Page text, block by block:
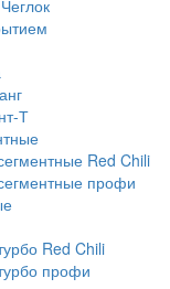
Т
Red Chili
профи
Red Chili
профи